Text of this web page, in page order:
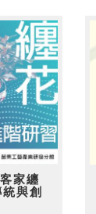
家纏
與創